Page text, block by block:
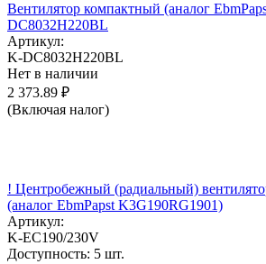
Вентилятор компактный (аналог
DC8032H220BL
Артикул:
K-DC8032H220BL
Нет в наличии
2 373.89 ₽
(Включая налог)
! Центробежный (радиальный)
(аналог EbmPapst K3G190RG1901)
Артикул:
K-EC190/230V
Доступность: 5 шт.